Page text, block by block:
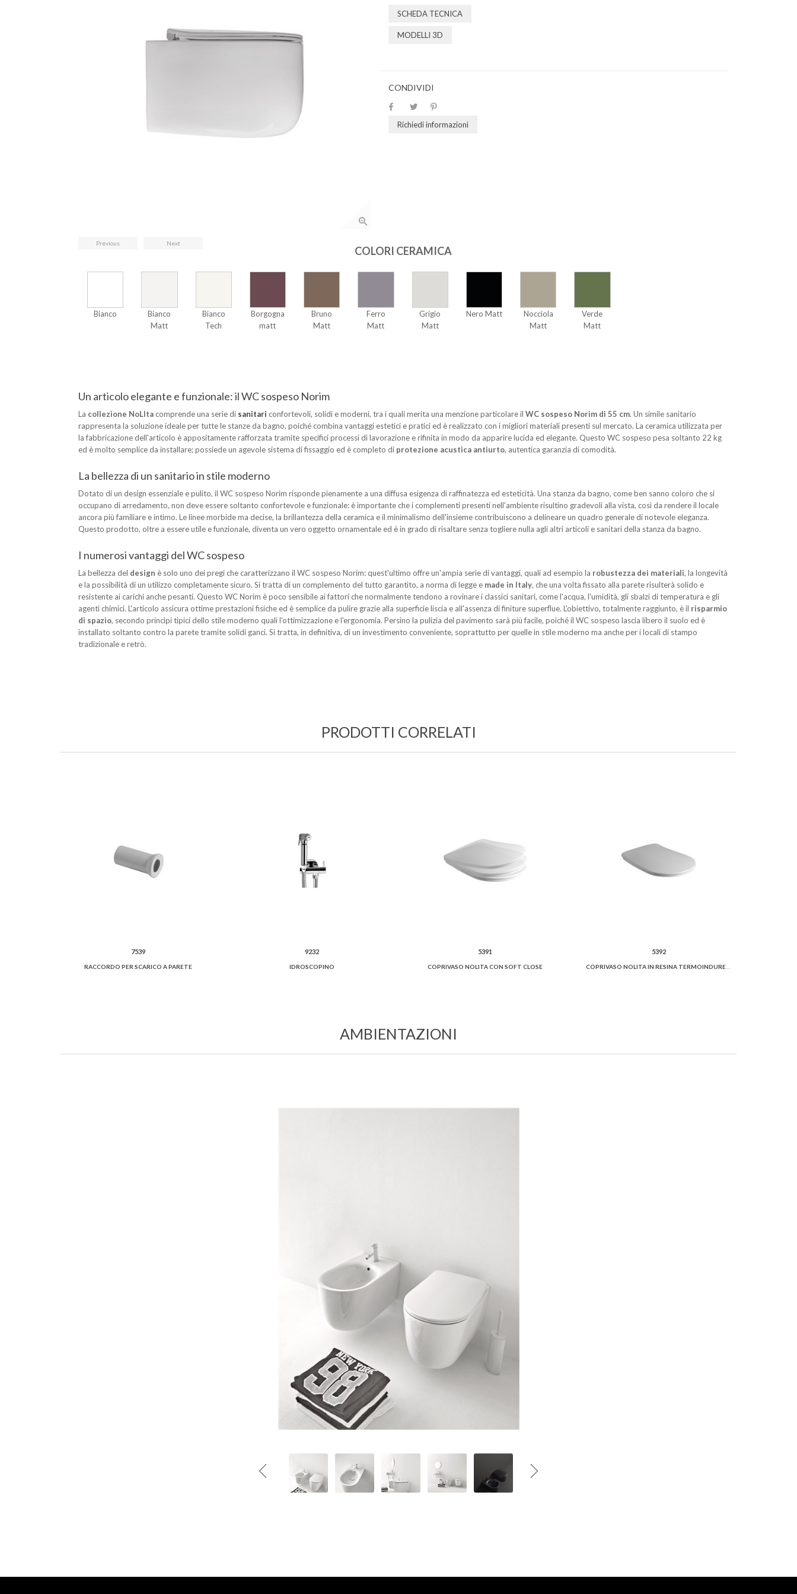
Previous Next
SCHEDA TECNICA
MODELLI 3D
CONDIVIDI
Richiedi informazioni
COLORI CERAMICA
Bianco
Bianco
Matt
Bianco
Tech
Borgogna
matt
Bruno
Matt
Ferro
Matt
Grigio
Matt
Nero Matt
Nocciola
Matt
Verde
Matt
Un articolo elegante e funzionale: il WC sospeso Norim
La collezione NoLItacomprende una serie di sanitari confortevoli, solidi e moderni, tra i quali merita una menzione particolare il WC sospeso Norim di 55 cm. Un simile sanitario
rappresenta la soluzione ideale per tutte le stanze da bagno, poiché combina vantaggi estetici e pratici ed è realizzato con i migliori materiali presenti sul mercato. La ceramica utilizzata per
la fabbricazione dell'articolo è appositamente rafforzata tramite specifici processi di lavorazione e rifinita in modo da apparire lucida ed elegante. Questo WC sospeso pesa soltanto 22 kg
ed è molto semplice da installare; possiede un agevole sistema di fissaggio ed è completo di protezione acustica antiurto, autentica garanzia di comodità.
La bellezza di un sanitario in stile moderno
Dotato di un design essenziale e pulito, il WC sospeso Norim risponde pienamente a una diffusa esigenza di raffinatezza ed esteticità. Una stanza da bagno, come ben sanno coloro che si
occupano di arredamento, non deve essere soltanto confortevole e funzionale: è importante che i complementi presenti nell'ambiente risultino gradevoli alla vista, così da rendere il locale
ancora più familiare e intimo. Le linee morbide ma decise, la brillantezza della ceramica e il minimalismo dell'insieme contribuiscono a delineare un quadro generale di notevole eleganza.
Questo prodotto, oltre a essere utile e funzionale, diventa un vero oggetto ornamentale ed è in grado di risaltare senza togliere nulla agli altri articoli e sanitari della stanza da bagno.
I numerosi vantaggi del WC sospeso
La bellezza del design è solo uno dei pregi che caratterizzano il WC sospeso Norim: quest'ultimo offre un'ampia serie di vantaggi, quali ad esempio la robustezza dei materiali, la longevità
e la possibilità di un utilizzo completamente sicuro. Si tratta di un complemento del tutto garantito, a norma di legge e made in Italy, che una volta fissato alla parete risulterà solido e
resistente ai carichi anche pesanti. Questo WC Norim è poco sensibile ai fattori che normalmente tendono a rovinare i classici sanitari, come l'acqua, l'umidità, gli sbalzi di temperatura e gli
agenti chimici. L'articolo assicura ottime prestazioni fisiche ed è semplice da pulire grazie alla superficie liscia e all'assenza di finiture superflue. L'obiettivo, totalmente raggiunto, è il risparmio
di spazio, secondo principi tipici dello stile moderno quali l'ottimizzazione e l'ergonomia. Persino la pulizia del pavimento sarà più facile, poiché il WC sospeso lascia libero il suolo ed è
installato soltanto contro la parete tramite solidi ganci. Si tratta, in definitiva, di un investimento conveniente, soprattutto per quelle in stile moderno ma anche per i locali di stampo
tradizionale e retrò.
PRODOTTI CORRELATI
7539
RACCORDO PER SCARICO A PARETE
9232
IDROSCOPINO
5391
COPRIVASO NOLITA CON SOFT CLOSE
5392
AMBIENTAZIONI